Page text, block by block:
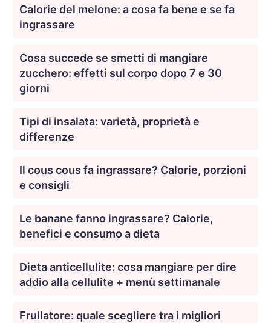
Calorie del melone: a cosa fa bene e se fa
ingrassare
Cosa succede se smetti di mangiare
zucchero: effetti sul corpo dopo 7 e 30
giorni
Tipi di insalata: varietà, proprietà e
differenze
Il cous cous fa ingrassare? Calorie, porzioni
e consigli
Le banane fanno ingrassare? Calorie,
benefici e consumo a dieta
Dieta anticellulite: cosa mangiare per dire
addio alla cellulite + menù settimanale
Frullatore: quale scegliere tra i migliori